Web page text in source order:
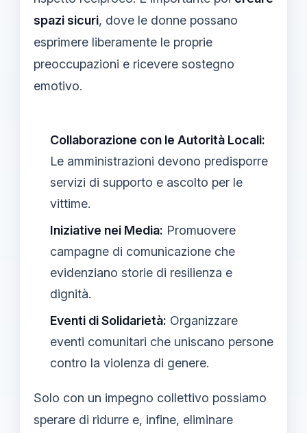
spazi sicuri, dove le donne possano
esprimere liberamente le proprie
preoccupazioni e ricevere sostegno
emotivo.
Collaborazione con le Autorità Locali:
Le amministrazioni devono predisporre
servizi di supporto e ascolto per le
vittime.
Iniziative nei Media: Promuovere
campagne di comunicazione che
evidenziano storie di resilienza e
dignità.
Eventi di Solidarietà: Organizzare
eventi comunitari che uniscano persone
contro la violenza di genere.
Solo con un impegno collettivo possiamo
sperare di ridurre e, infine, eliminare